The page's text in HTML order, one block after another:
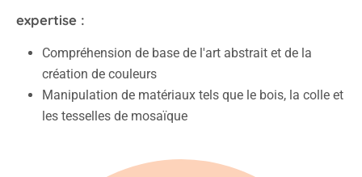
expertise :
Compréhension de base de l'art abstrait et de la
création de couleurs
Manipulation de matériaux tels que le bois, la colle et
les tesselles de mosaïque